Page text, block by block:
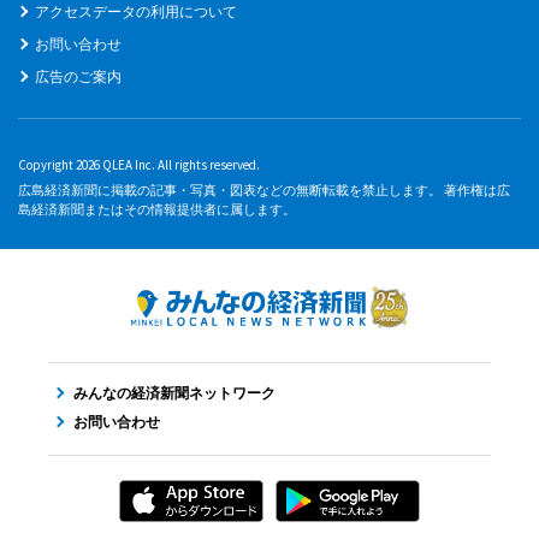
アクセスデータの利用について
お問い合わせ
広告のご案内
Copyright 2026 QLEA Inc. All rights reserved.
広島経済新聞に掲載の記事・写真・図表などの無断転載を禁止します。 著作権は広
島経済新聞またはその情報提供者に属します。
みんなの経済新聞ネットワーク
お問い合わせ